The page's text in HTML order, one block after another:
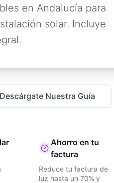
en Andalucía para
solar. Incluye
Descárgate Nuestra Guía
Ahorro en tu
factura
Reduce tu factura de
luz hasta un 70% y